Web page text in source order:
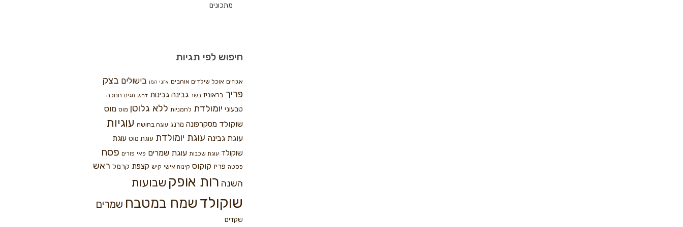
מתכונים
חיפוש לפי תגיות
אגוזים אוכל שילדים אוהבים אזני המן בישולים בצק
פריך בראוניז בשר גבינה גבינות דבש חגים חנוכה
טבעוני יומולדת לחמניות ללא גלוטן מוס מוס
שוקולד מסקרפונה מרנג עוגה בחושה עוגיות
עוגת גבינה עוגת יומולדת עוגת מוס עוגת
שוקולד עוגת שכבות עוגת שמרים פאי פורים פסח
פסטה פריז קוקוס קינוח אישי קיש קצפת קרמל ראש
השנה רות אופק שבועות
שוקולד שמח במטבח שמרים
שקדים